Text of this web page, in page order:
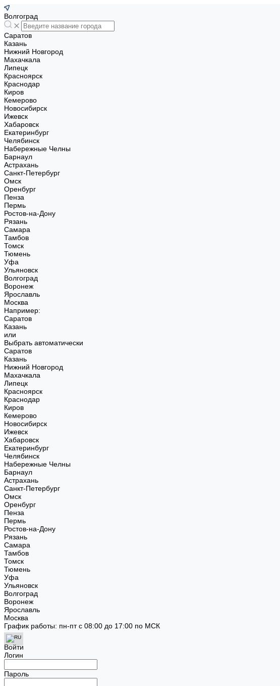
Волгоград
Саратов
Казань
Нижний Новгород
Махачкала
Липецк
Красноярск
Краснодар
Киров
Кемерово
Новосибирск
Ижевск
Хабаровск
Екатеринбург
Челябинск
Набережные Челны
Барнаул
Астрахань
Санкт-Петербург
Омск
Оренбург
Пенза
Пермь
Ростов-на-Дону
Рязань
Самара
Тамбов
Томск
Тюмень
Уфа
Ульяновск
Волгоград
Воронеж
Ярославль
Москва
Например:
Саратов
Казань
или
Выбрать автоматически
Саратов
Казань
Нижний Новгород
Махачкала
Липецк
Красноярск
Краснодар
Киров
Кемерово
Новосибирск
Ижевск
Хабаровск
Екатеринбург
Челябинск
Набережные Челны
Барнаул
Астрахань
Санкт-Петербург
Омск
Оренбург
Пенза
Пермь
Ростов-на-Дону
Рязань
Самара
Тамбов
Томск
Тюмень
Уфа
Ульяновск
Волгоград
Воронеж
Ярославль
Москва
График работы: пн-пт с 08:00 до 17:00 по МСК
Войти
Логин
Пароль